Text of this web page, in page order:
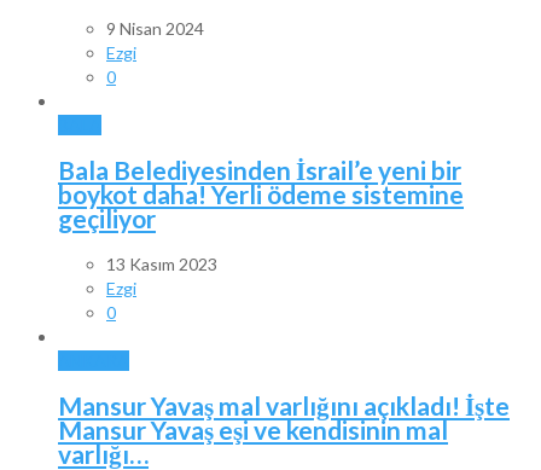
9 Nisan 2024
Ezgi
0
Bala Belediyesinden İsrail’e yeni bir
boykot daha! Yerli ödeme sistemine
geçiliyor
13 Kasım 2023
Ezgi
0
Mansur Yavaş mal varlığını açıkladı! İşte
Mansur Yavaş eşi ve kendisinin mal
varlığı…